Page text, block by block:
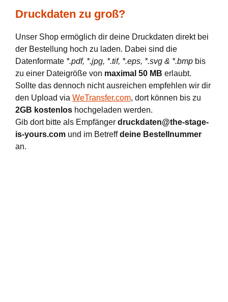
Druckdaten zu groß?
Unser Shop ermöglich dir deine Druckdaten direkt bei
der Bestellung hoch zu laden. Dabei sind die
Datenformate *.pdf, *.jpg, *.tif, *.eps, *.svg & *.bmp bis
zu einer Dateigröße von maximal 50 MB erlaubt.
Sollte das dennoch nicht ausreichen empfehlen wir dir
den Upload via WeTransfer.com, dort können bis zu
2GB kostenlos hochgeladen werden.
Gib dort bitte als Empfänger druckdaten@the-stage-
is-yours.com und im Betreffdeine Bestellnummer
an.